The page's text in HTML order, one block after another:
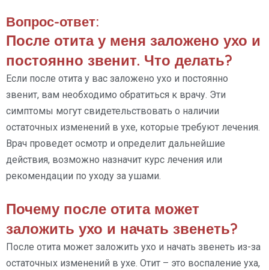
Вопрос-ответ:
После отита у меня заложено ухо и
постоянно звенит. Что делать?
Если после отита у вас заложено ухо и постоянно
звенит, вам необходимо обратиться к врачу. Эти
симптомы могут свидетельствовать о наличии
остаточных изменений в ухе, которые требуют лечения.
Врач проведет осмотр и определит дальнейшие
действия, возможно назначит курс лечения или
рекомендации по уходу за ушами.
Почему после отита может
заложить ухо и начать звенеть?
После отита может заложить ухо и начать звенеть из-за
остаточных изменений в ухе. Отит – это воспаление уха,